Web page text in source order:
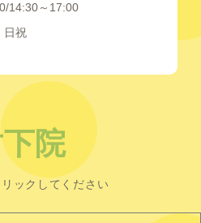
14:30～17:00
日祝
院
ックしてください